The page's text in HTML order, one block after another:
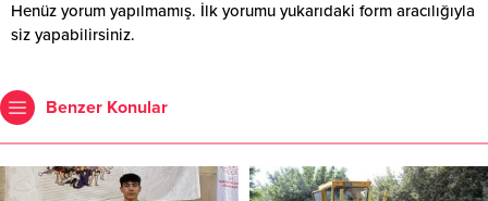
Henüz yorum yapılmamış. İlk yorumu yukarıdaki form aracılığıyla
siz yapabilirsiniz.
Benzer Konular